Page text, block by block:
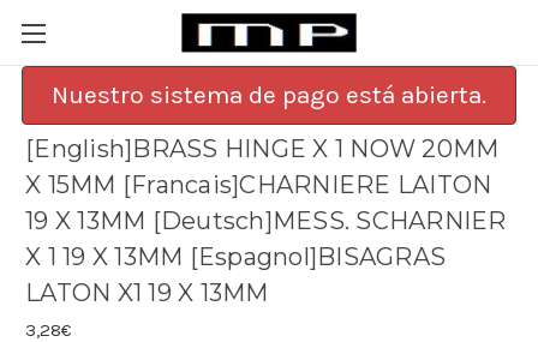
Nuestro sistema de pago está abierta.
[English]BRASS HINGE X 1 NOW 20MM
X 15MM [Francais]CHARNIERE LAITON
19 X 13MM [Deutsch]MESS. SCHARNIER
X 1 19 X 13MM [Espagnol]BISAGRAS
LATON X1 19 X 13MM
3,28€